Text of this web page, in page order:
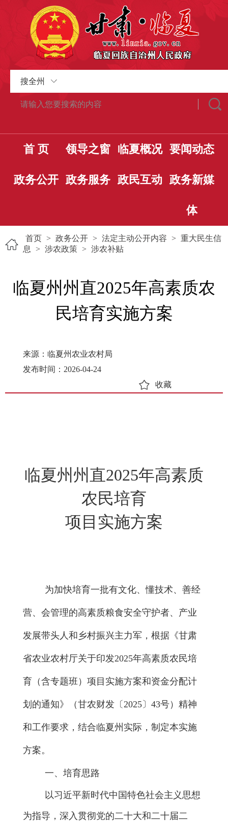
搜全州
首 页 领导之窗 临夏概况 要闻动态
政务公开 政务服务 政民互动 政务新媒
体
首页 > 政务公开 > 法定主动公开内容 > 重大民生信
息
> 涉农政策 > 涉农补贴
临夏州州直2025年高素质农
民培育实施方案
来源：临夏州农业农村局
发布时间：2026-04-24
收藏
临夏州州直2025年高素质
农民培育
项目 实施方案
为加快培育一批有文化、懂技术、善经
营、会管理的高素质粮食安全守护者、 产业
发展带头人和乡村振兴主力军 ，根据《甘肃
省农业农村厅关于印发2025年高素质农民培
育 （含专题班）项目 实施方案和资金分配计
划的通知》（甘农财发 〔 2025 〕 43号）精神
和工作要求，结合临夏州 实际，制定本实施
方案。
一、 培育思路
以习近平新时代中国特色社会主义思想
为指导，深入贯彻党的二十大和二十届二